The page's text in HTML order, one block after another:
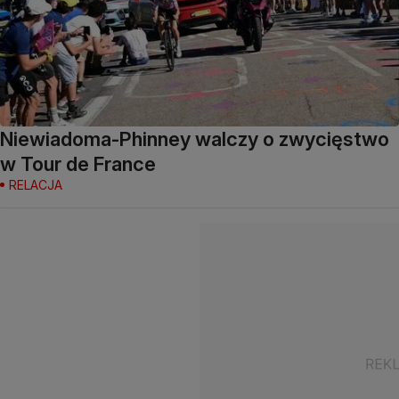
Niewiadoma-Phinney walczy o zwycięstwo
w Tour de France
RELACJA